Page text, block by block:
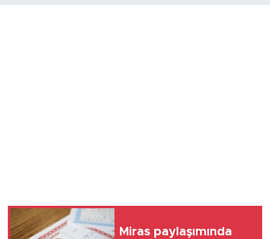
Miras paylaşımında